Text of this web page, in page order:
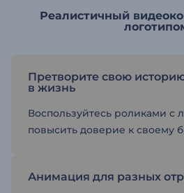
Реалистичный
Претворите свою
в жизнь
Воспользуйтесь роликами с
повысить доверие к своему
Анимация для разных